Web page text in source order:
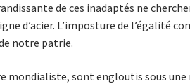
de ces ina­dap­tés ne
d’acier. L’imposture de l’éga­lité
notre patrie.
mondialiste, sont engloutis sous une